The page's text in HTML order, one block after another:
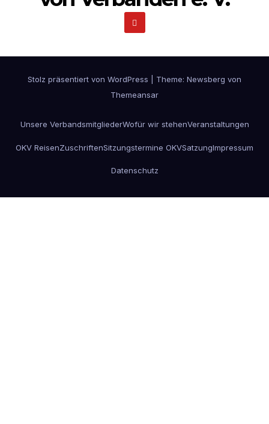
Stolz präsentiert von WordPress Theme: Newsberg von
Themeansar
Unsere VerbandsmitgliederWofür wir stehenVeranstaltungen
OKV ReisenZuschriftenSitzungstermine OKVSatzungImpressum
Datenschutz